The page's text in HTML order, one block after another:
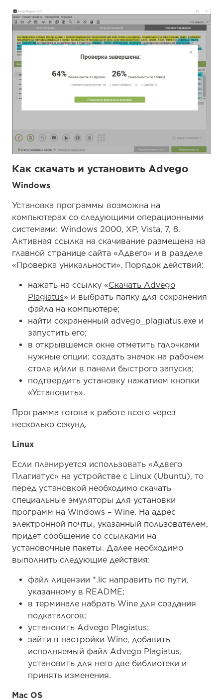
Как скачать и установить Advego
Windows
Установка программы возможна на
компьютерах со следующими операционными
системами: Windows 2000, XP, Vista, 7, 8.
Активная ссылка на скачивание размещена на
главной странице сайта «Адвего» и в разделе
«Проверка уникальности». Порядок действий:
нажать на ссылку «Скачать Advego
Plagiatus» и выбрать папку для сохранения
файла на компьютере;
найти сохраненный advego_plagiatus.exe и
запустить его;
в открывшемся окне отметить галочками
нужные опции: создать значок на рабочем
столе и/или в панели быстрого запуска;
подтвердить установку нажатием кнопки
«Установить».
Программа готова к работе всего через
несколько секунд.
Linux
Если планируется использовать «Адвего
Плагиатус» на устройстве с Linux (Ubuntu), то
перед установкой необходимо скачать
специальные эмуляторы для установки
программ на Windows – Wine. На адрес
электронной почты, указанный пользователем,
придет сообщение со ссылками на
установочные пакеты. Далее необходимо
выполнить следующие действия:
файл лицензии *.lic направить по пути,
указанному в README;
в терминале набрать Wine для создания
подкаталогов;
установить Advego Plagiatus;
зайти в настройки Wine, добавить
исполняемый файл Advego Plagiatus,
установить для него две библиотеки и
принять изменения.
Mac OS